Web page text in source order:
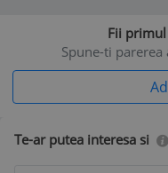
Fii
Spune-ti
Te-ar putea interesa si